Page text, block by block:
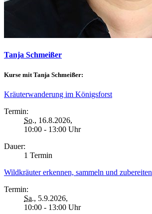
Tanja Schmeißer
Kurse mit Tanja Schmeißer:
Kräuterwanderung im Königsforst
Termin:
So., 16.8.2026,
10:00 - 13:00 Uhr
Dauer:
1 Termin
Wildkräuter erkennen, sammeln und zubereiten
Termin:
Sa., 5.9.2026,
10:00 - 13:00 Uhr